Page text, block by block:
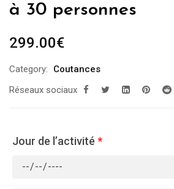
à 30 personnes
299.00€
Category:
Coutances
Réseaux sociaux
Jour de l’activité *